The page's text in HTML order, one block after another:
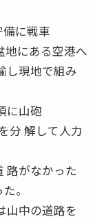
に戦車
地にある空港へ
し現地で組み
に山砲
分 解して人力
路がなかった
。
山中の道路を